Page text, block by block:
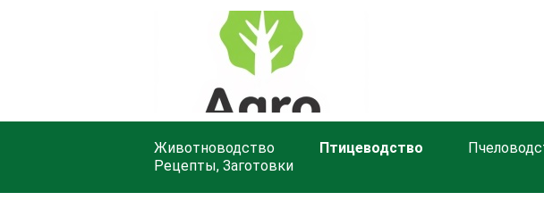
Животноводство Птицеводство
Рецепты, Заготовки